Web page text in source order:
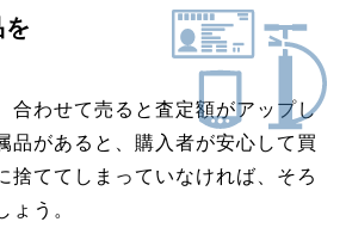
合わせて売ると査定額がアップし
品があると、購入者が安心して買
捨ててしまっていなければ、そろ
ょう。